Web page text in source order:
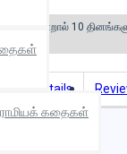
கதைகள்
இல்லை என்றால் 10
Book Details